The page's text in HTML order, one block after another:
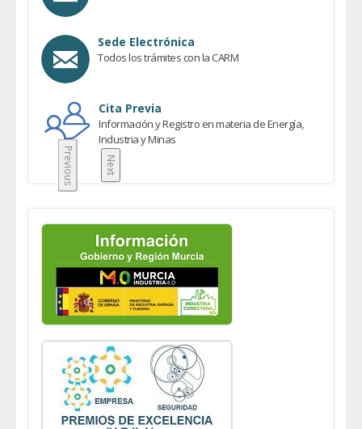
Sede Electrónica
Todos los trámites con la CARM
Cita Previa
Información y Registro en materia de Energía,
Industria y Minas
Previous Next